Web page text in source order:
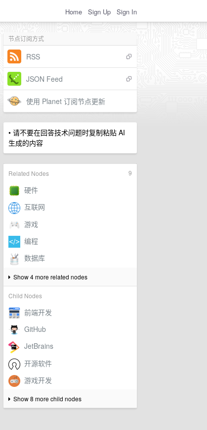
Home Sign Up Sign In
节点订阅方式
RSS
JSON Feed
使用 Planet 订阅节点更新
• 请不要在回答技术问题时复制粘贴 AI
生成的内容
9
Related Nodes
Show 4 more related nodes
Child Nodes
Show 8 more child nodes